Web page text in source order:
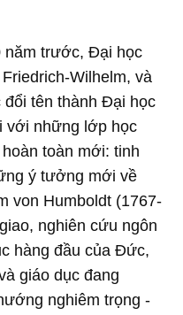
năm trước, Đại học
Wilhelm, và
tên thành Đại học
với những lớp học
toàn mới: tinh
ý tưởng mới về
von Humboldt (1767-
nghiên cứu ngôn
hàng đầu của Đức,
giáo dục đang
nghiêm trọng -